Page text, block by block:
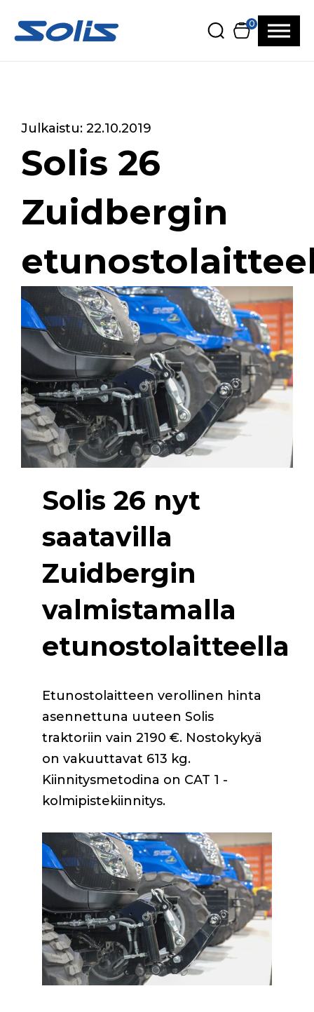
0
Julkaistu: 22.10.2019
Solis 26
Zuidbergin
Solis 26 nyt
saatavilla
Zuidbergin
valmistamalla
etunostolaitteella
Etunostolaitteen verollinen hinta
asennettuna uuteen Solis
traktoriin vain 2190 €. Nostokykyä
on vakuuttavat 613 kg.
Kiinnitysmetodina on CAT 1 -
kolmipistekiinnitys.